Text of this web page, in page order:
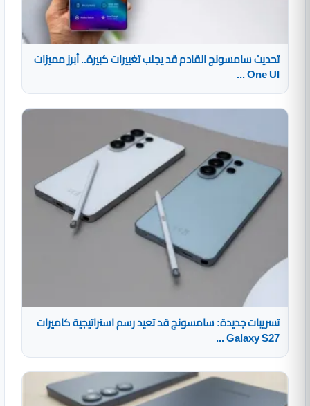
تحديث سامسونج القادم قد يجلب تغييرات كبيرة.. أبرز مميزات
One UI ...
تسريبات جديدة: سامسونج قد تعيد رسم استراتيجية كاميرات
Galaxy S27 ...